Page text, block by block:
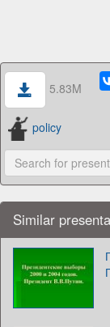
5.83M
policy
Similar